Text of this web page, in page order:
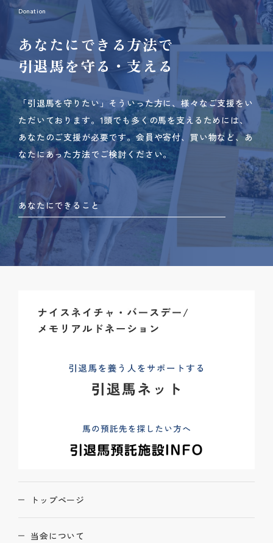
Donation
あなたにできる方法で
引退馬を守る・支える
「引退馬を守りたい」そういった方に、様々なご支援をい
ただいております。 1頭でも多くの馬を支えるためには、
あなたのご支援が必要です。 会員や寄付、買い物など、あ
なたにあった方法でご検討ください。
あなたにできること
トップページ
当会について